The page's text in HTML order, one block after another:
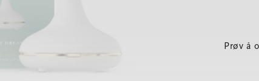
Prøv å